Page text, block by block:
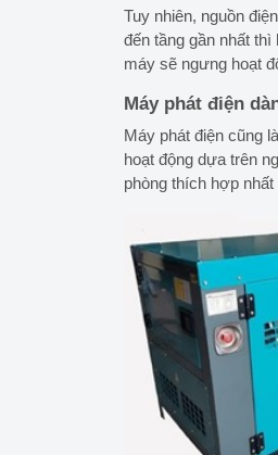
Tuy nhiên, nguồn
đến tầng gần nhất
máy sẽ ngưng hoạt
Máy phát điện
Máy phát điện cũng
hoạt động dựa trên
phòng thích hợp